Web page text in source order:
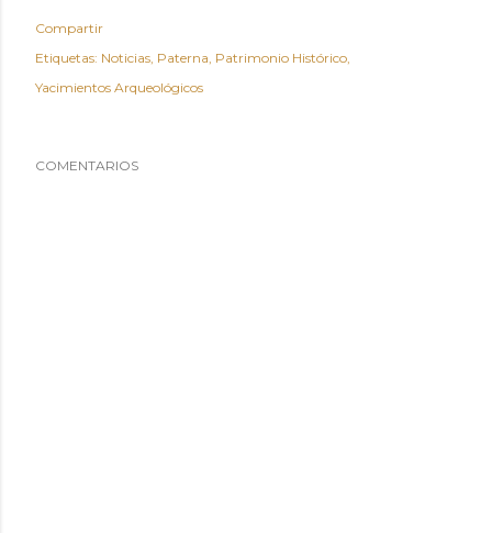
Compartir
Etiquetas: Noticias Paterna Patrimonio Histórico
Yacimientos Arqueológicos
COMENTARIOS